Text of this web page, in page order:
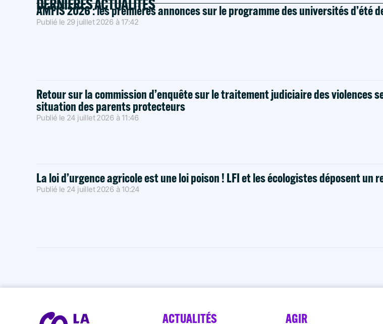
DERNIÈRES ACTUALITÉS
AMFIS 2026 : les premières annonces sur le programme des universités d’été
Publié le 29 juillet 2026 à 17:42
Retour sur la commission d’enquête sur le traitement judiciaire des violences
situation des parents protecteurs
Publié le 24 juillet 2026 à 11:46
La loi d’urgence agricole est une loi poison ! LFI et les écologistes déposent un
Publié le 24 juillet 2026 à 10:24
ACTUALITÉS AGIR